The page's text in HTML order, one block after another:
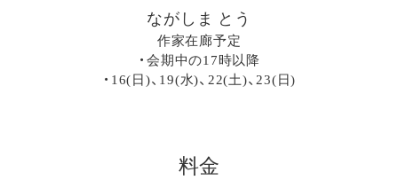
ながしま とう
作家在廊予定
・会期中の17時以降
・16(日)、19(水)、22(土)、23(日)
料金